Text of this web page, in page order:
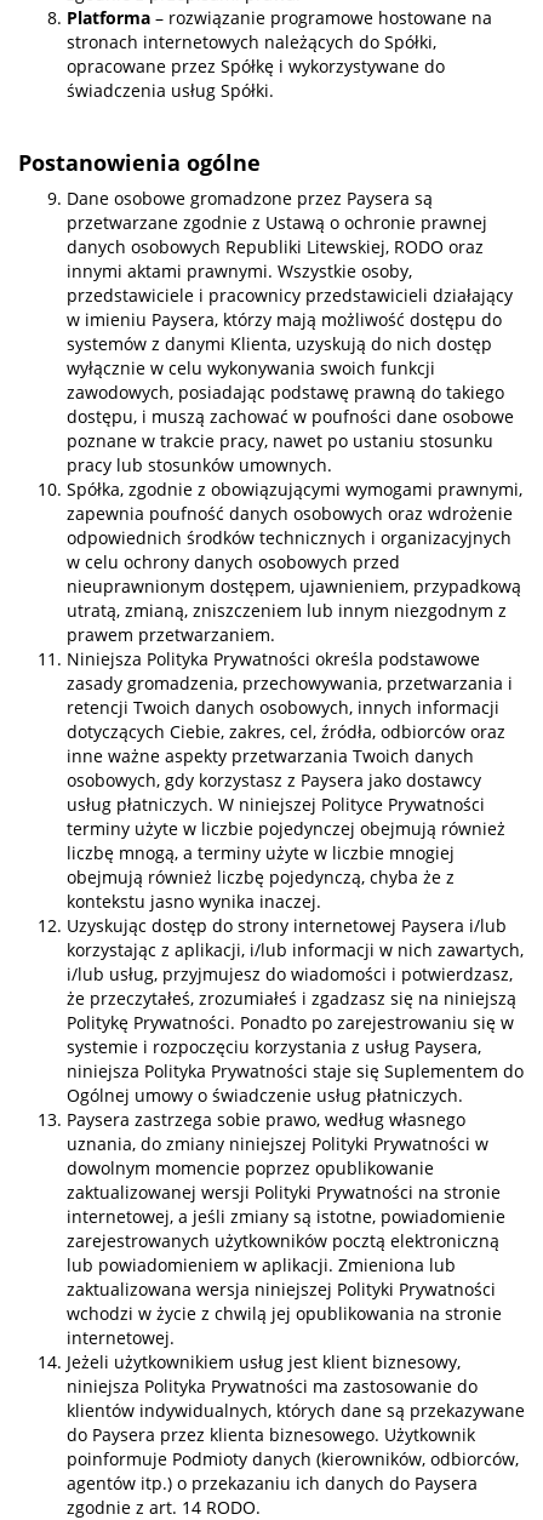
Platforma – rozwiązanie programowe hostowane na
stronach internetowych należących do Spółki,
opracowane przez Spółkę i wykorzystywane do
świadczenia usług Spółki.
Postanowienia ogólne
Dane osobowe gromadzone przez Paysera są
przetwarzane zgodnie z Ustawą o ochronie prawnej
danych osobowych Republiki Litewskiej, RODO oraz
innymi aktami prawnymi. Wszystkie osoby,
przedstawiciele i pracownicy przedstawicieli działający
w imieniu Paysera, którzy mają możliwość dostępu do
systemów z danymi Klienta, uzyskują do nich dostęp
wyłącznie w celu wykonywania swoich funkcji
zawodowych, posiadając podstawę prawną do takiego
dostępu, i muszą zachować w poufności dane osobowe
poznane w trakcie pracy, nawet po ustaniu stosunku
pracy lub stosunków umownych.
Spółka, zgodnie z obowiązującymi wymogami prawnymi,
zapewnia poufność danych osobowych oraz wdrożenie
odpowiednich środków technicznych i organizacyjnych
w celu ochrony danych osobowych przed
nieuprawnionym dostępem, ujawnieniem, przypadkową
utratą, zmianą, zniszczeniem lub innym niezgodnym z
prawem przetwarzaniem.
Niniejsza Polityka Prywatności określa podstawowe
zasady gromadzenia, przechowywania, przetwarzania i
retencji Twoich danych osobowych, innych informacji
dotyczących Ciebie, zakres, cel, źródła, odbiorców oraz
inne ważne aspekty przetwarzania Twoich danych
osobowych, gdy korzystasz z Paysera jako dostawcy
usług płatniczych. W niniejszej Polityce Prywatności
terminy użyte w liczbie pojedynczej obejmują również
liczbę mnogą, a terminy użyte w liczbie mnogiej
obejmują również liczbę pojedynczą, chyba że z
kontekstu jasno wynika inaczej.
Uzyskując dostęp do strony internetowej Paysera i/lub
korzystając z aplikacji, i/lub informacji w nich zawartych,
i/lub usług, przyjmujesz do wiadomości i potwierdzasz,
że przeczytałeś, zrozumiałeś i zgadzasz się na niniejszą
Politykę Prywatności. Ponadto po zarejestrowaniu się w
systemie i rozpoczęciu korzystania z usług Paysera,
niniejsza Polityka Prywatności staje się Suplementem do
Ogólnej umowy o świadczenie usług płatniczych.
Paysera zastrzega sobie prawo, według własnego
uznania, do zmiany niniejszej Polityki Prywatności w
dowolnym momencie poprzez opublikowanie
zaktualizowanej wersji Polityki Prywatności na stronie
internetowej, a jeśli zmiany są istotne, powiadomienie
zarejestrowanych użytkowników pocztą elektroniczną
lub powiadomieniem w aplikacji. Zmieniona lub
zaktualizowana wersja niniejszej Polityki Prywatności
wchodzi w życie z chwilą jej opublikowania na stronie
internetowej.
Jeżeli użytkownikiem usług jest klient biznesowy,
niniejsza Polityka Prywatności ma zastosowanie do
klientów indywidualnych, których dane są przekazywane
do Paysera przez klienta biznesowego. Użytkownik
poinformuje Podmioty danych (kierowników, odbiorców,
agentów itp.) o przekazaniu ich danych do Paysera
zgodnie z art. 14 RODO.